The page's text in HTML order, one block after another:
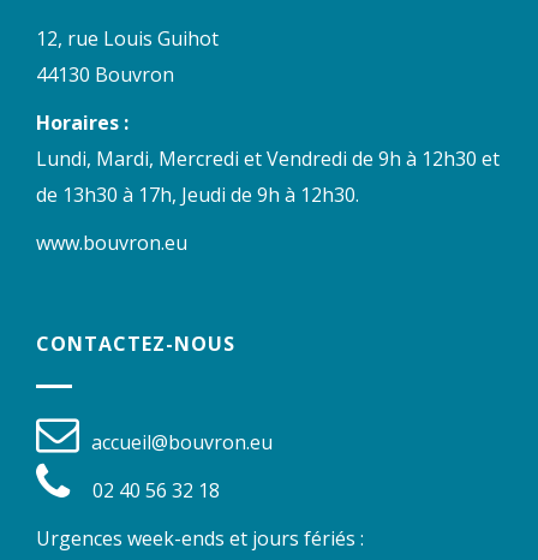
12, rue Louis Guihot
44130 Bouvron
Horaires :
Lundi, Mardi, Mercredi et Vendredi de 9h à 12h30 et
de 13h30 à 17h, Jeudi de 9h à 12h30.
www.bouvron.eu
CONTACTEZ-NOUS
accueil@bouvron.eu
02 40 56 32 18
Urgences week-ends et jours fériés :